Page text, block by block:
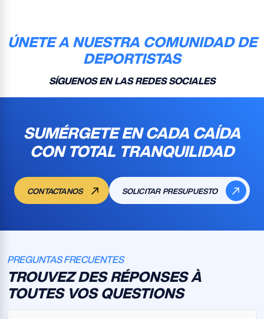
ÚNETE A NUESTRA COMUNIDAD DE
DEPORTISTAS
SÍGUENOS EN LAS REDES SOCIALES
SUMÉRGETE EN CADA CAÍDA
CON TOTAL TRANQUILIDAD
CONTACTANOS SOLICITAR PRESUPUESTO
PREGUNTAS FRECUENTES
TROUVEZ DES RÉPONSES À
TOUTES VOS QUESTIONS